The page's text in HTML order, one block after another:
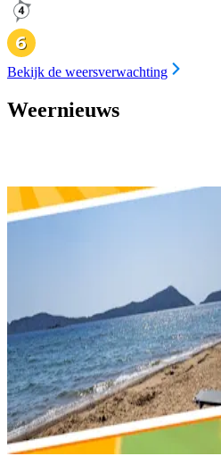
Bekijk de weersverwachting
Weernieuws